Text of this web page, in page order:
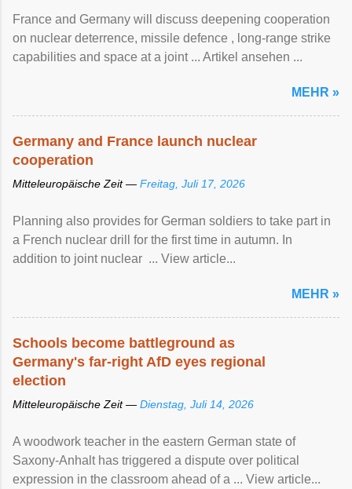
France and Germany will discuss deepening cooperation
on nuclear ‌deterrence, missile defence , long-range strike
capabilities and space at a joint ... Artikel ansehen ...
MEHR »
Germany and France launch nuclear
cooperation
Mitteleuropäische Zeit — Freitag, Juli 17, 2026
Planning also provides for German soldiers to take part in
a French nuclear drill for the first time in autumn. In
addition to joint nuclear ... View article...
MEHR »
Schools become battleground as
Germany's far-right AfD eyes regional
election
Mitteleuropäische Zeit — Dienstag, Juli 14, 2026
A woodwork teacher in the eastern German state of
Saxony-Anhalt has triggered a dispute over political
expression in the classroom ahead of a ... View article...